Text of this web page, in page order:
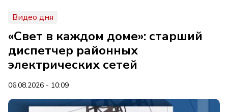
Видео дня
«Свет в каждом доме»: старший
диспетчер районных
электрических сетей
06.08.2026 - 10:09